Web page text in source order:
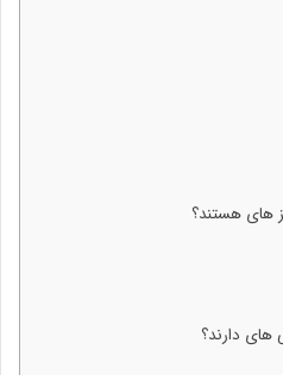
های هستند؟
های دارند؟